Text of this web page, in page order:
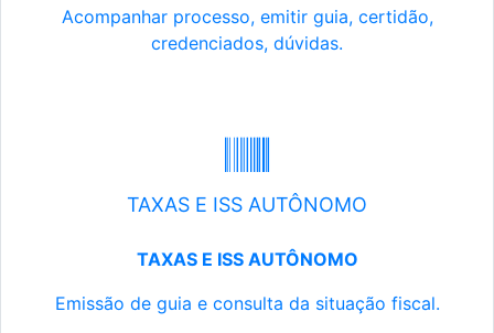
Acompanhar processo, emitir guia, certidão,
credenciados, dúvidas.
TAXAS E ISS AUTÔNOMO
TAXAS E ISS AUTÔNOMO
Emissão de guia e consulta da situação fiscal.